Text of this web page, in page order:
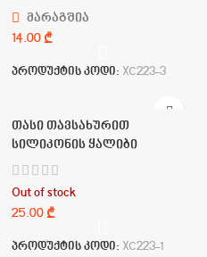
მარაგშია
₾
პროდუქტის კოდი: XC223-3
თასი თავსახურით
სილიკონის ყალიბი
Out of stock
₾
პროდუქტის კოდი: XC223-1